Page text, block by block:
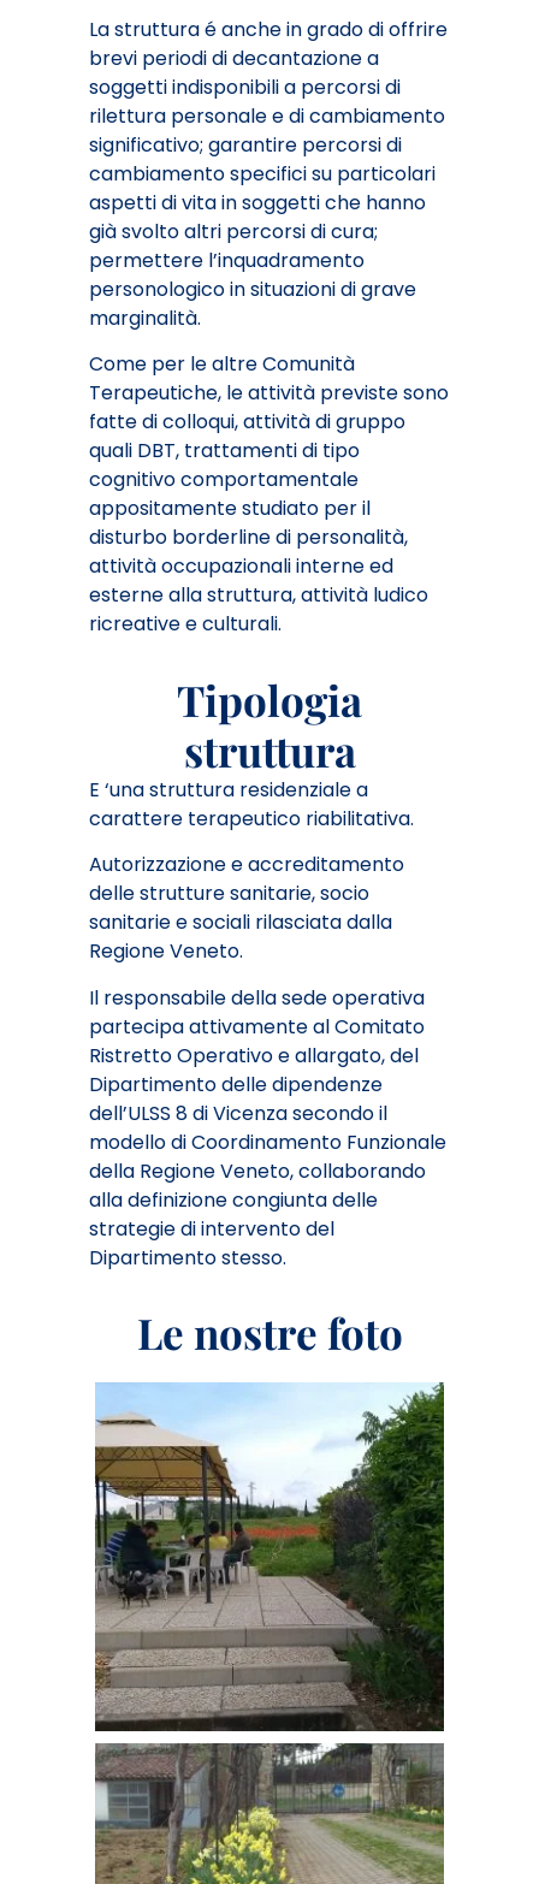
La struttura é anche in grado di offrire
brevi periodi di decantazione a
soggetti indisponibili a percorsi di
rilettura personale e di cambiamento
significativo; garantire percorsi di
cambiamento specifici su particolari
aspetti di vita in soggetti che hanno
già svolto altri percorsi di cura;
permettere l’inquadramento
personologico in situazioni di grave
marginalità.
Come per le altre Comunità
Terapeutiche, le attività previste sono
fatte di colloqui, attività di gruppo
quali DBT, trattamenti di tipo
cognitivo comportamentale
appositamente studiato per il
disturbo borderline di personalità,
attività occupazionali interne ed
esterne alla struttura, attività ludico
ricreative e culturali.
Tipologia
struttura
E ‘una struttura residenziale a
carattere terapeutico riabilitativa.
Autorizzazione e accreditamento
delle strutture sanitarie, socio
sanitarie e sociali rilasciata dalla
Regione Veneto.
Il responsabile della sede operativa
partecipa attivamente al Comitato
Ristretto Operativo e allargato, del
Dipartimento delle dipendenze
dell’ULSS 8 di Vicenza secondo il
modello di Coordinamento Funzionale
della Regione Veneto, collaborando
alla definizione congiunta delle
strategie di intervento del
Dipartimento stesso.
Le nostre foto